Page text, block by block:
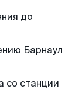
до
Барнаул
со станции